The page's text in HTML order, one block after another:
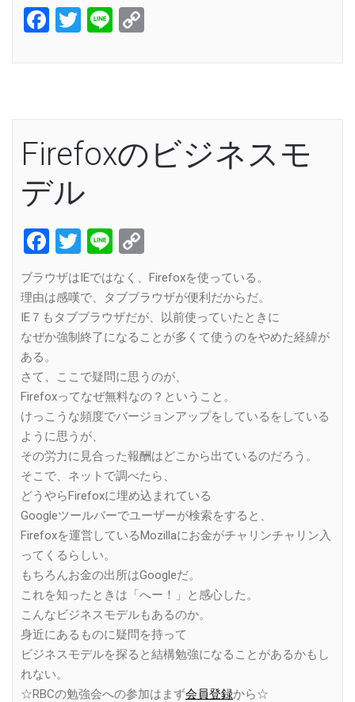
Facebook
Twitter
Line
Firefoxのビジネスモ
デル
Facebook
Twitter
Line
Link
ブラウザはIEではなく、Firefoxを使っている。
理由は感嘆で、タブブラウザが便利だからだ。
IE７もタブブラウザだが、以前使っていたときに
なぜか強制終了になることが多くて使うのをやめた経緯が
ある。
さて、ここで疑問に思うのが、
Firefoxってなぜ無料なの？ということ。
けっこうな頻度でバージョンアップをしているをしている
ように思うが、
その労力に見合った報酬はどこから出ているのだろう。
そこで、ネットで調べたら、
どうやらFirefoxに埋め込まれている
Googleツールバーでユーザーが検索をすると、
Firefoxを運営しているMozillaにお金がチャリンチャリン入
ってくるらしい。
もちろんお金の出所はGoogleだ。
これを知ったときは「へー！」と感心した。
こんなビジネスモデルもあるのか。
身近にあるものに疑問を持って
ビジネスモデルを探ると結構勉強になることがあるかもし
れない。
☆RBCの勉強会への参加はまず会員登録から☆